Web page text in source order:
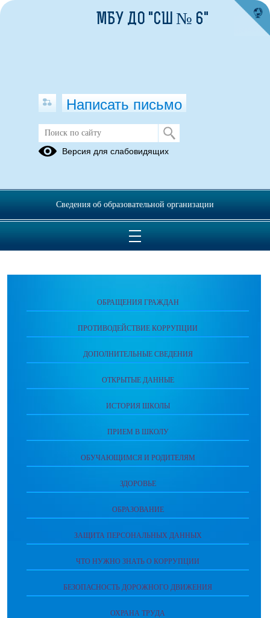
ОСТОРОЖНО! ТОНКИЙ ЛЕД!
ОБРАЩЕНИЯ ГРАЖДАН
ПРОТИВОДЕЙСТВИЕ КОРРУПЦИИ
ДОПОЛНИТЕЛЬНЫЕ СВЕДЕНИЯ
ОТКРЫТЫЕ ДАННЫЕ
ИСТОРИЯ ШКОЛЫ
ПРИЕМ В ШКОЛУ
ОБУЧАЮЩИМСЯ И РОДИТЕЛЯМ
ЗДОРОВЬЕ
ОБРАЗОВАНИЕ
ЗАЩИТА ПЕРСОНАЛЬНЫХ ДАННЫХ
ЧТО НУЖНО ЗНАТЬ О КОРРУПЦИИ
БЕЗОПАСНОСТЬ ДОРОЖНОГО ДВИЖЕНИЯ
ОХРАНА ТРУДА
МБУ ДО "СШ № 6"
Написать письмо
Версия для слабовидящих
Сведения об образовательной организации